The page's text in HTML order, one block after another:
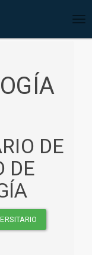
DE
DE